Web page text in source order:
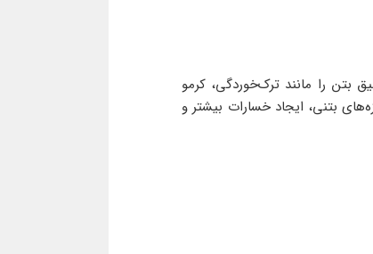
را مانند ترک‌خوردگی، کرمو
بتنی، ایجاد خسارات بیشتر و